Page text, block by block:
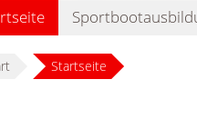
Startseite